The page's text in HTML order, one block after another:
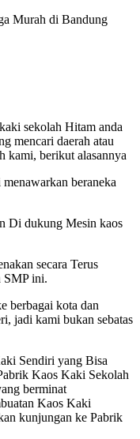
Murah di Bandung
sekolah Hitam anda
mencari daerah atau
kami, berikut alasannya
beraneka
Di dukung Mesin kaos
secara Terus
SMP ini.
berbagai kota dan
jadi kami bukan sebatas
Sendiri yang Bisa
Kaos Kaki Sekolah
berminat
Kaos Kaki
kunjungan ke Pabrik